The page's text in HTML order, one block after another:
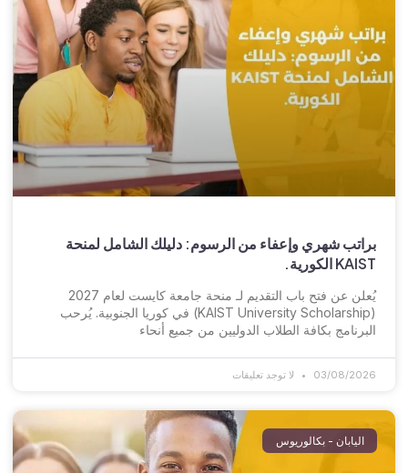
براتب شهري وإعفاء من الرسوم: دليلك الشامل لمنحة
KAIST الكورية.
يُعلن عن فتح باب التقديم لـ منحة جامعة كايست لعام 2027
(KAIST University Scholarship) في كوريا الجنوبية. يُرحب
البرنامج بكافة الطلاب الدوليين من جميع أنحاء
03/08/2026 لا توجد تعليقات
اليابان - بكالوريوس